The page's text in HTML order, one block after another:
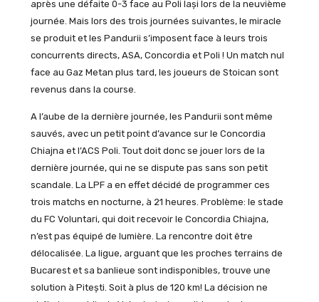
après une défaite 0-3 face au Poli Iași lors de la neuvième
journée. Mais lors des trois journées suivantes, le miracle
se produit et les Pandurii s’imposent face à leurs trois
concurrents directs, ASA, Concordia et Poli ! Un match nul
face au Gaz Metan plus tard, les joueurs de Stoican sont
revenus dans la course.
A l’aube de la dernière journée, les Pandurii sont même
sauvés, avec un petit point d’avance sur le Concordia
Chiajna et l’ACS Poli. Tout doit donc se jouer lors de la
dernière journée, qui ne se dispute pas sans son petit
scandale. La LPF a en effet décidé de programmer ces
trois matchs en nocturne, à 21 heures. Problème: le stade
du FC Voluntari, qui doit recevoir le Concordia Chiajna,
n’est pas équipé de lumière. La rencontre doit être
délocalisée. La ligue, arguant que les proches terrains de
Bucarest et sa banlieue sont indisponibles, trouve une
solution à Pitești. Soit à plus de 120 km! La décision ne